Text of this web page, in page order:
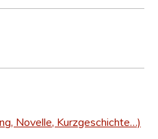
Novelle, Kurzgeschichte…)